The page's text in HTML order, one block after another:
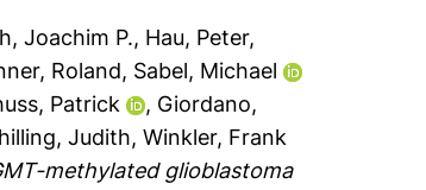
Joachim P., Hau, Peter,
Roland, Sabel, Michael
Patrick , Giordano,
Judith,Winkler, Frank
methylated glioblastoma